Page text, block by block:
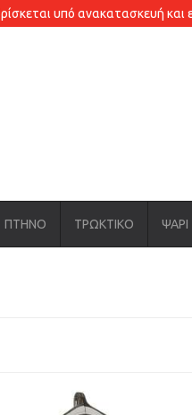
υπό ανακατασκευή
ΠΤΗΝΟ ΤΡΩΚΤΙΚΟ ΨΑΡΙ